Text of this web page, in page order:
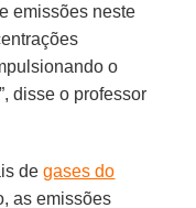
emissões neste
o
”, disse o professor
degases do
as emissões